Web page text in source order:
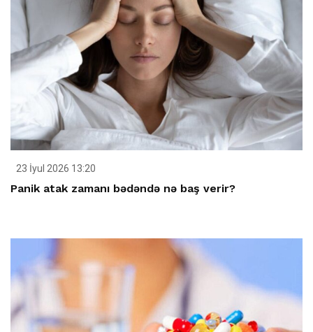
23 İyul 2026 13:20
Panik atak zamanı bədəndə nə baş verir?